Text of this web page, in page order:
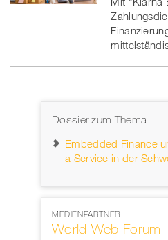
Dossier zum Thema
Embedded Finance
a Service in der
MEDIENPARTNER
World Web Forum